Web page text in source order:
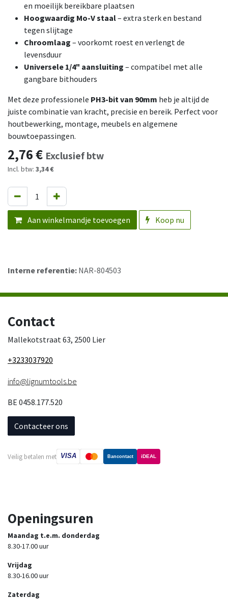
en moeilijk bereikbare plaatsen
Hoogwaardig Mo-V staal– extra sterk en bestand
tegen slijtage
Chroomlaag – voorkomt roest en verlengt de
levensduur
Universele 1/4" aansluiting – compatibel met alle
gangbare bithouders
Met deze professionele PH3-bit van 90mm heb je altijd de
juiste combinatie van kracht, precisie en bereik. Perfect voor
houtbewerking, montage, meubels en algemene
bouwtoepassingen.
2,76€ Exclusief btw
Incl. btw: 3,34 €
Aan winkelmandje toevoegen Koop nu
Interne referentie: NAR-804503
Contact
Mallekotstraat 63, 2500 Lier
+3233037920
info@lignumtools.be
BE 0458.177.520
Contacteer ons
Veilig betalen met VISA Bancontact iDEAL
Openingsuren
Maandag t.e.m. donderdag
8.30-17.00 uur
Vrijdag
8.30-16.00 uur
Zaterdag